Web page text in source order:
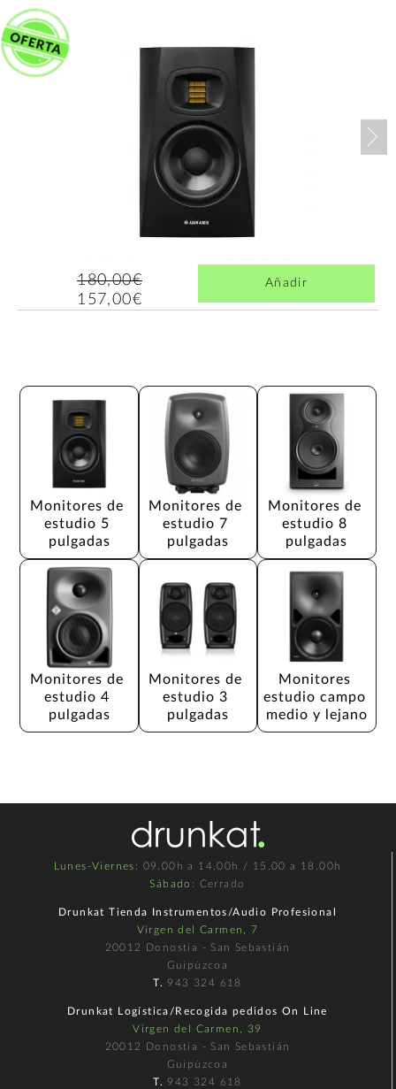
180,00€
157,00€
Añadir
Monitores de
estudio 5
pulgadas
Monitores de
estudio 7
pulgadas
Monitores de
estudio 8
pulgadas
Monitores de
estudio 4
pulgadas
Monitores de
estudio 3
pulgadas
Monitores
estudio campo
medio y lejano
Lunes-Viernes : 09.00h a 14.00h / 15.00 a 18.00h
Sábado : Cerrado
Drunkat Tienda Instrumentos/Audio Profesional
Virgen del Carmen, 7
20012 Donostia - San Sebastián
Guipúzcoa
T. 943 324 618
Drunkat Logística/Recogida pedidos On Line
Virgen del Carmen, 39
20012 Donostia - San Sebastián
Guipúzcoa
T. 943 324 618